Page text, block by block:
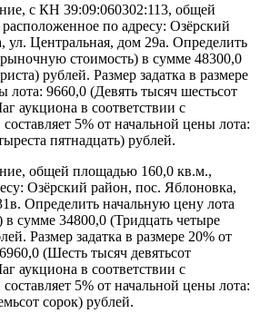
с КН 39:09:060302:113, общей
по адресу: Озёрский
ул. Центральная, дом 29а. Определить
стоимость) в сумме 48300,0
рублей. Размер задатка в размере
лота: 9660,0 (Девять тысяч шестьсот
аукциона в соответствии с
5% от начальной цены лота:
пятнадцать) рублей.
общей площадью 160,0 кв.м.,
Озёрский район, пос. Яблоновка,
Определить начальную цену лота
сумме 34800,0 (Тридцать четыре
Размер задатка в размере 20% от
(Шесть тысяч девятьсот
аукциона в соответствии с
5% от начальной цены лота:
сорок) рублей.